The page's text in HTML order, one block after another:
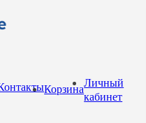
Корзина
Личный
кабинет